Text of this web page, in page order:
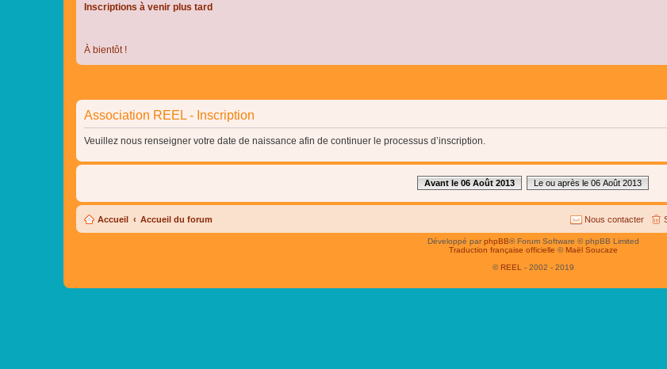
Inscriptions à venir plus tard
À bientôt !
Association REEL - Inscription
Veuillez nous renseigner votre date de naissance afin de continuer le processus d’inscription.
Avant le 06 Août 2013 Le ou après le 06 Août 2013
Accueil Accueil du forum Nous contacter
Développé parphpBB® Forum Software © phpBB Limited
Traduction française officielle © Maël Soucaze
© REEL - 2002 - 2019